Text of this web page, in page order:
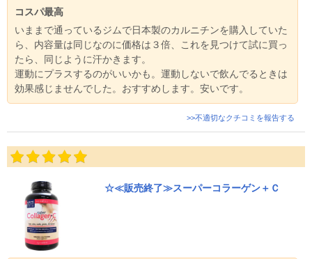
コスパ最高
いままで通っているジムで日本製のカルニチンを購入していた
ら、内容量は同じなのに価格は３倍、これを見つけて試に買っ
たら、同じように汗かきます。
運動にプラスするのがいいかも。運動しないで飲んでるときは
効果感じませんでした。おすすめします。安いです。
>>不適切なクチコミを報告する
☆≪販売終了≫スーパーコラーゲン＋Ｃ